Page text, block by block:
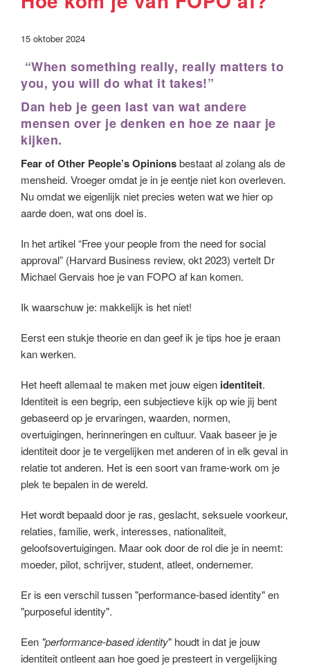
15 oktober 2024
“When something really, really matters to
you, you will do what it takes!”
Dan heb je geen last van wat andere
mensen over je denken en hoe ze naar je
kijken.
Fear of Other People’s Opinionsbestaat al zolang als de
mensheid. Vroeger omdat je in je eentje niet kon overleven.
Nu omdat we eigenlijk niet precies weten wat we hier op
aarde doen, wat ons doel is.
In het artikel “Free your people from the need for social
approval” (Harvard Business review, okt 2023) vertelt Dr
Michael Gervais hoe je van FOPO af kan komen.
Ik waarschuw je: makkelijk is het niet!
Eerst een stukje theorie en dan geef ik je tips hoe je eraan
kan werken.
Het heeft allemaal te maken met jouw eigen identiteit.
Identiteit is een begrip, een subjectieve kijk op wie jij bent
gebaseerd op je ervaringen, waarden, normen,
overtuigingen, herinneringen en cultuur. Vaak baseer je je
identiteit door je te vergelijken met anderen of in elk geval in
relatie tot anderen. Het is een soort van frame-work om je
plek te bepalen in de wereld.
Het wordt bepaald door je ras, geslacht, seksuele voorkeur,
relaties, familie, werk, interesses, nationaliteit,
geloofsovertuigingen. Maar ook door de rol die je in neemt:
moeder, pilot, schrijver, student, atleet, ondernemer.
Er is een verschil tussen "performance-based identity" en
"purposeful identity".
Een "performance-based identity" houdt in dat je jouw
identiteit ontleent aan hoe goed je presteert in vergelijking